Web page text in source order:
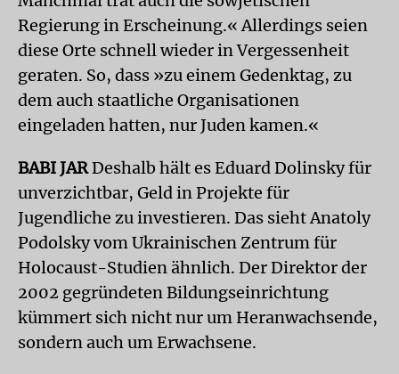
Regierung in Erscheinung.« Allerdings seien
diese Orte schnell wieder in Vergessenheit
geraten. So, dass »zu einem Gedenktag, zu
dem auch staatliche Organisationen
eingeladen hatten, nur Juden kamen.«
BABI JARDeshalb hält es Eduard Dolinsky für
unverzichtbar, Geld in Projekte für
Jugendliche zu investieren. Das sieht Anatoly
Podolsky vom Ukrainischen Zentrum für
Holocaust-Studien ähnlich. Der Direktor der
2002 gegründeten Bildungseinrichtung
kümmert sich nicht nur um Heranwachsende,
sondern auch um Erwachsene.